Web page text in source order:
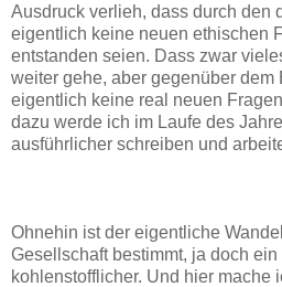
Ausdruck verlieh, dass durch den
eigentlich keine neuen ethischen
entstanden seien. Dass zwar
weiter gehe, aber gegenüber
eigentlich keine real neuen
dazu werde ich im Laufe des
ausführlicher schreiben und
Ohnehin ist der eigentliche
Gesellschaft bestimmt, ja doch
kohlenstofflicher. Und hier mache